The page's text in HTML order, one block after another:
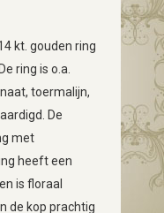
kt. gouden ring
ring is o.a.
toermalijn,
De
met
heeft een
is floraal
de kop prachtig